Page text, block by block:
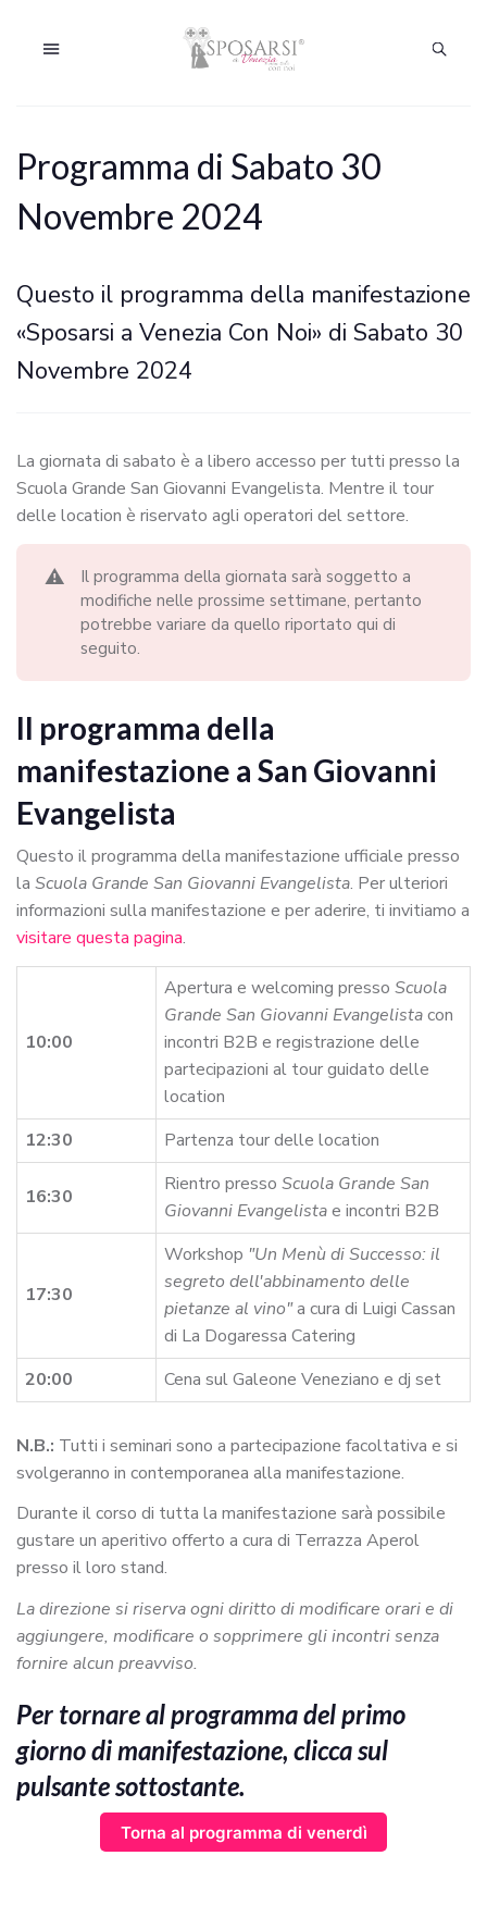
Programma di Sabato 30
Novembre 2024
Questo il programma della manifestazione
«Sposarsi a Venezia Con Noi» di Sabato 30
Novembre 2024
La giornata di sabato è a libero accesso per tutti presso la
Scuola Grande San Giovanni Evangelista. Mentre il tour
delle location è riservato agli operatori del settore.
⚠️
Il programma della giornata sarà soggetto a
modifiche nelle prossime settimane, pertanto
potrebbe variare da quello riportato qui di
seguito.
Il programma della
manifestazione a San Giovanni
Evangelista
Questo il programma della manifestazione ufficiale presso
la Scuola Grande San Giovanni Evangelista. Per ulteriori
informazioni sulla manifestazione e per aderire, ti invitiamo a
visitare questa pagina.
10:00
Apertura e welcoming presso Scuola
Grande San Giovanni Evangelistacon
incontri B2B e registrazione delle
partecipazioni al tour guidato delle
location
12:30
Partenza tour delle location
16:30
Rientro presso Scuola Grande San
Giovanni Evangelistae incontri B2B
17:30
Workshop "Un Menù di Successo: il
segreto dell'abbinamento delle
pietanze al vino"a cura di Luigi Cassan
di La Dogaressa Catering
20:00
Cena sul Galeone Veneziano e dj set
N.B.: Tutti i seminari sono a partecipazione facoltativa e si
svolgeranno in contemporanea alla manifestazione.
Durante il corso di tutta la manifestazione sarà possibile
gustare un aperitivo offerto a cura di Terrazza Aperol
presso il loro stand.
La direzione si riserva ogni diritto di modificare orari e di
aggiungere, modificare o sopprimere gli incontri senza
fornire alcun preavviso.
Per tornare al programma del primo
giorno di manifestazione, clicca sul
pulsante sottostante.
Torna al programma di venerdì